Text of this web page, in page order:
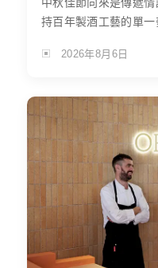
持百年製酒工藝的單一
2026年8月6日